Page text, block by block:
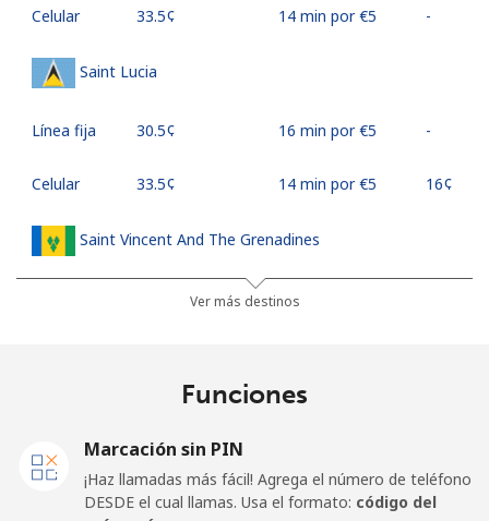
Celular ⁦33.5¢⁩ 14 min por ⁦€5⁩ -
Saint Lucia
Línea fija ⁦30.5¢⁩ 16 min por ⁦€5⁩ -
Celular ⁦33.5¢⁩ 14 min por ⁦€5⁩ ⁦16¢⁩
Saint Vincent And The Grenadines
18 min por ⁦€5⁩
Línea fija
Ver más destinos
Funciones
Marcación sin PIN
¡Haz llamadas más fácil! Agrega el número de teléfono
DESDE el cual llamas. Usa el formato: código del